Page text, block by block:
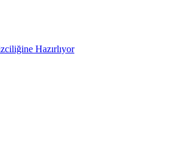
Hazırlıyor